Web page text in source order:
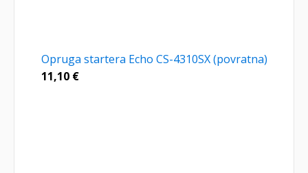
Opruga startera Echo CS-4310SX (povratna)
11,10 €